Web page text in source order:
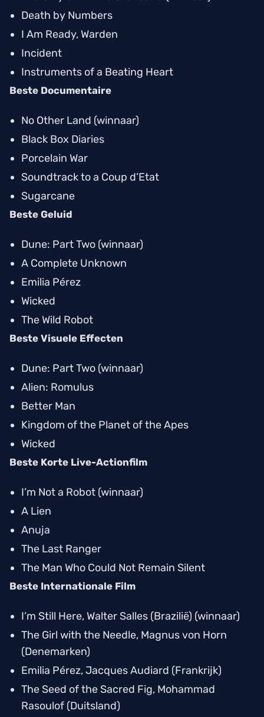
Death by Numbers
I Am Ready, Warden
Incident
Instruments of a Beating Heart
Beste Documentaire
No Other Land (winnaar)
Black Box Diaries
Porcelain War
Soundtrack to a Coup d’Etat
Sugarcane
Beste Geluid
Dune: Part Two (winnaar)
A Complete Unknown
Emilia Pérez
Wicked
The Wild Robot
Beste Visuele Effecten
Dune: Part Two (winnaar)
Alien: Romulus
Better Man
Kingdom of the Planet of the Apes
Wicked
Beste Korte Live-Actionfilm
I’m Not a Robot (winnaar)
A Lien
Anuja
The Last Ranger
The Man Who Could Not Remain Silent
Beste Internationale Film
I’m Still Here, Walter Salles (Brazilië) (winnaar)
The Girl with the Needle, Magnus von Horn
(Denemarken)
Emilia Pérez, Jacques Audiard (Frankrijk)
The Seed of the Sacred Fig, Mohammad
Rasoulof (Duitsland)